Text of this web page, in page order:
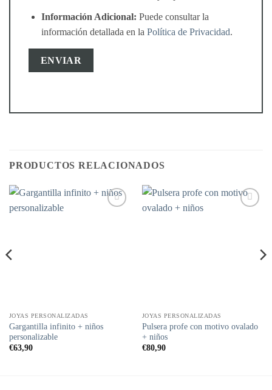
Información Adicional: Puede consultar la
información detallada en la Política de Privacidad.
PRODUCTOS RELACIONADOS
JOYAS PERSONALIZADAS
Gargantilla infinito + niños
personalizable
€63,90
JOYAS PERSONALIZADAS
Pulsera profe con motivo ovalado
+ niños
€80,90